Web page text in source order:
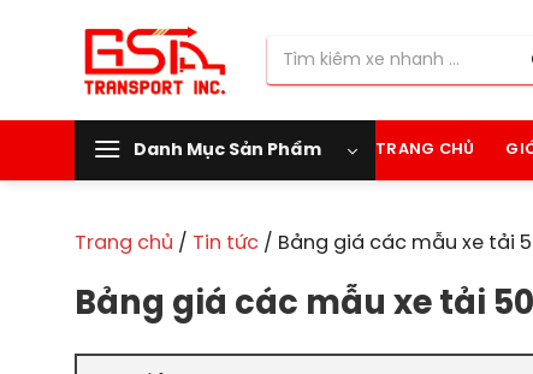
Tìm
Danh Mục Sản Phẩm TRANG CHỦ
Trang chủ / Tin tức / Bảng giá các mẫu xe tải
Bảng giá các mẫu xe tải